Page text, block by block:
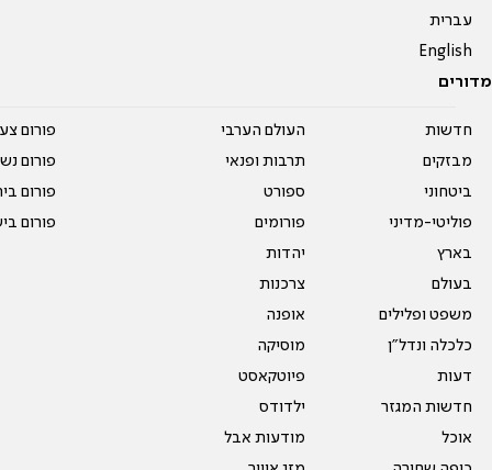
עברית
English
מדורים
חדשות
מבזקים
ביטחוני
פוליטי-מדיני
בארץ
בעולם
משפט ופלילים
כלכלה ונדל"ן
דעות
חדשות המגזר
אוכל
העולם הערבי
תרבות ופנאי
ספורט
פורומים
יהדות
צרכנות
אופנה
מוסיקה
פיוטקאסט
ילדודס
מודעות אבל
פורום
פורום
פורום
פורום